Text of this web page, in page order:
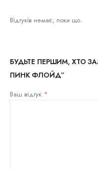
Відгуків немає, поки що.
БУДЬТЕ ПЕРШИМ, ХТО
ПИНК ФЛОЙД”
Ваш відгук *